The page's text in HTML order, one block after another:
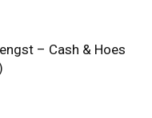
– Cash & Hoes